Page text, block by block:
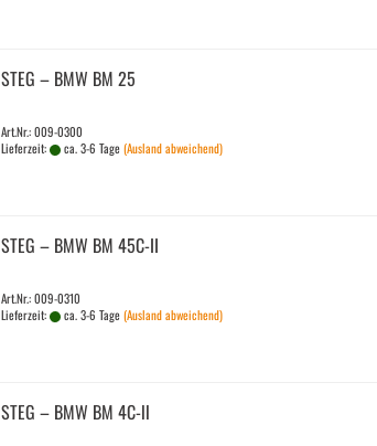
STEG – BMW BM 25
Art.Nr.: 009-0300
Lieferzeit:
ca. 3-6 Tage(Ausland abweichend)
STEG – BMW BM 45C-​II
Art.Nr.: 009-0310
Lieferzeit:
ca. 3-6 Tage(Ausland abweichend)
STEG – BMW BM 4C-ll